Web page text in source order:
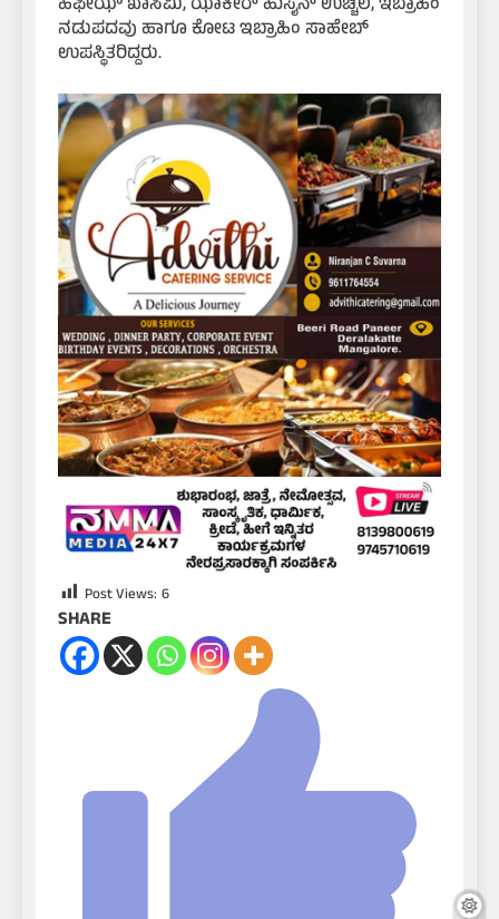
ಹಫೀಝ್ ಖಾಸಿಮಿ, ಝಾಕೀರ್ ಹುಸೈನ್ ಉಚ್ಚಿಲ, ಇಬ್ರಾಹಿಂ
ನಡುಪದವು ಹಾಗೂ ಕೋಟ ಇಬ್ರಾಹಿಂ ಸಾಹೇಬ್
ಉಪಸ್ಥಿತರಿದ್ದರು.
Post Views: 6
SHARE